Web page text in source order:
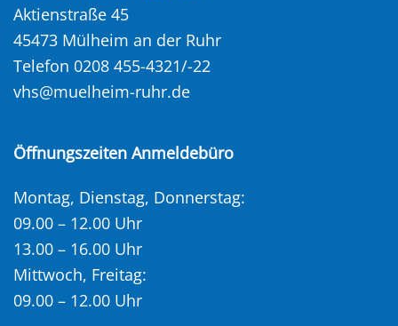
Aktienstraße 45
45473 Mülheim an der Ruhr
Telefon 0208 455-4321/-22
vhs@muelheim-ruhr.de
Öffnungszeiten Anmeldebüro
Montag, Dienstag, Donnerstag:
09.00 – 12.00 Uhr
13.00 – 16.00 Uhr
Mittwoch, Freitag:
09.00 – 12.00 Uhr